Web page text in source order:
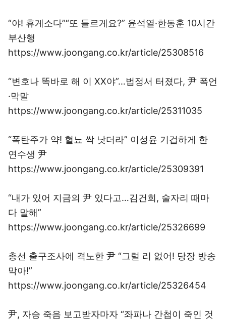
“야! 휴게소다”“또 들르게요?” 윤석열·한동훈 10시간
부산행
https://www.joongang.co.kr/article/25308516
“변호나 똑바로 해 이 XX야”…법정서 터졌다, 尹 폭언
·막말
https://www.joongang.co.kr/article/25311035
“폭탄주가 약! 혈뇨 싹 낫더라” 이성윤 기겁하게 한
연수생 尹
https://www.joongang.co.kr/article/25309391
“내가 있어 지금의 尹 있다고…김건희, 술자리 때마
다 말해”
https://www.joongang.co.kr/article/25326699
총선 출구조사에 격노한 尹 “그럴 리 없어! 당장 방송
막아!”
https://www.joongang.co.kr/article/25326454
尹, 자승 죽음 보고받자마자 “좌파나 간첩이 죽인 것